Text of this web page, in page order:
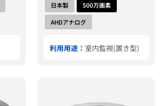
日本製
500万画素
AHDアナログ
利用用途： 室内監視(置き型)